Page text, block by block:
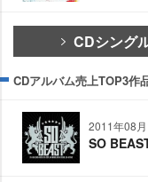
CDシング
CDアルバム売上TOP3作
2011年08
SO